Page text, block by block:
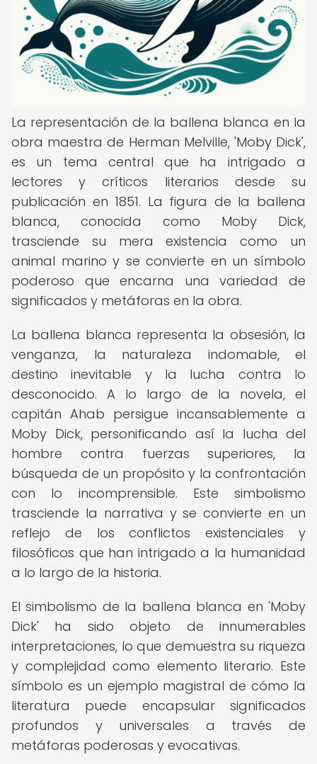
La representación de la ballena blanca en la
obra maestra de Herman Melville, 'Moby Dick',
es un tema central que ha intrigado a
lectores y críticos literarios desde su
publicación en 1851. La figura de la ballena
blanca, conocida como Moby Dick,
trasciende su mera existencia como un
animal marino y se convierte en un símbolo
poderoso que encarna una variedad de
significados y metáforas en la obra.
La ballena blanca representa la obsesión, la
venganza, la naturaleza indomable, el
destino inevitable y la lucha contra lo
desconocido. A lo largo de la novela, el
capitán Ahab persigue incansablemente a
Moby Dick, personificando así la lucha del
hombre contra fuerzas superiores, la
búsqueda de un propósito y la confrontación
con lo incomprensible. Este simbolismo
trasciende la narrativa y se convierte en un
reflejo de los conflictos existenciales y
filosóficos que han intrigado a la humanidad
a lo largo de la historia.
El simbolismo de la ballena blanca en 'Moby
Dick' ha sido objeto de innumerables
interpretaciones, lo que demuestra su riqueza
y complejidad como elemento literario. Este
símbolo es un ejemplo magistral de cómo la
literatura puede encapsular significados
profundos y universales a través de
metáforas poderosas y evocativas.